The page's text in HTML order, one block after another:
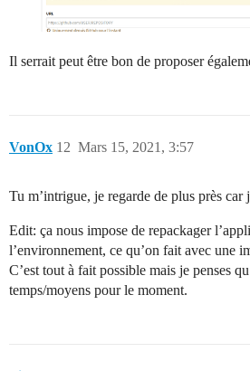
Il serrait peut être bon de proposer
VonOx Mars 15, 2021, 3:57
12
Tu m’intrigue, je regarde de plus près car
Edit: ça nous impose de repackager
l’environnement, ce qu’on fait avec une
C’est tout à fait possible mais je penses
temps/moyens pour le moment.